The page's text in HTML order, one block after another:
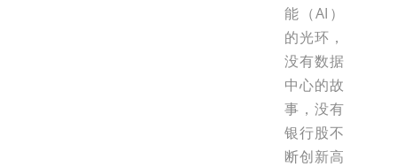
能（AI）
的光环，
没有数据
中心的故
事，没有
银行股不
断创新高